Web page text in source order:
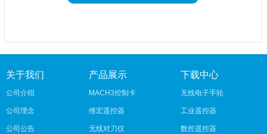
关于我们
公司介绍
公司理念
公司公告
产品展示
MACH3控制卡
维宏遥控器
无线对刀仪
下载中心
无线电子手轮
工业遥控器
数控遥控器